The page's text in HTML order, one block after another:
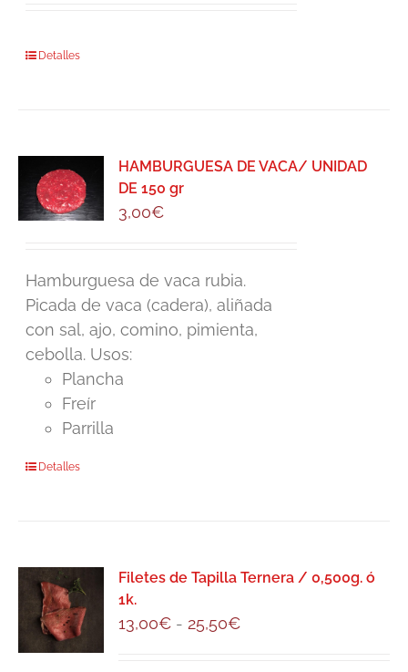
producto
Este
variantes.
Las
opciones
elegir
en
la
página
de
producto
Detalles
HAMBURGUESA DE VACA/ UNIDAD
DE 150 gr
3,00€
Hamburguesa de vaca rubia.
Picada de vaca (cadera), aliñada
con sal, ajo, comino, pimienta,
cebolla. Usos:
Plancha
Freír
Parrilla
Detalles
Filetes de Tapilla Ternera / 0,500g. ó
1k.
13,00€ - 25,50€Rango